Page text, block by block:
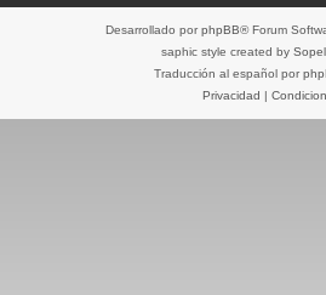
Desarrollado por phpBB® Forum
saphic style created by Sopel
Traducción al español por
Privacidad |